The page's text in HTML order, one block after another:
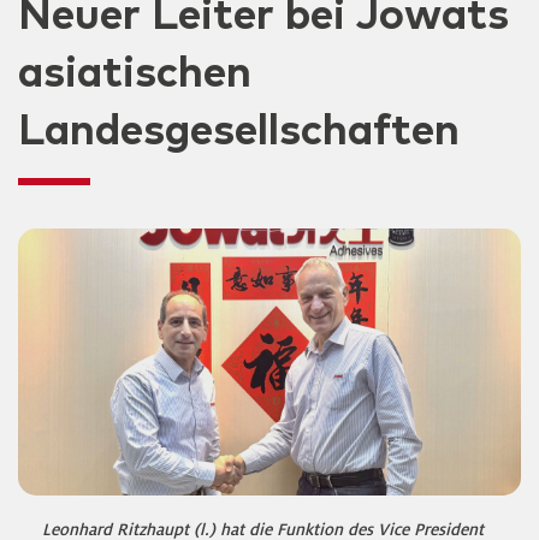
Neuer Leiter bei Jowats
asiatischen
Landesgesellschaften
Leonhard Ritzhaupt (l.) hat die Funktion des Vice President